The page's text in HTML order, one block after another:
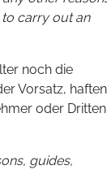
carry out an
noch die
Vorsatz, haften
oder Dritten
guides,